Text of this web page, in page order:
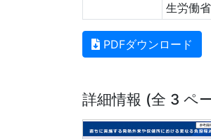
生労働省
PDFダウンロード
詳細情報 (全 3 ペ